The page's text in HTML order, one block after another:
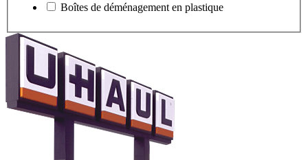
Boîtes de déménagement en plastique